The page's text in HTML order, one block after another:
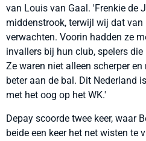
van Louis van Gaal. 'Frenkie de
middenstrook, terwijl wij dat van
verwachten. Voorin hadden ze
invallers bij hun club, spelers
Ze waren niet alleen scherper
beter aan de bal. Dit Nederland
met het oog op het WK.'
Depay scoorde twee keer, waar
beide een keer het net wisten te